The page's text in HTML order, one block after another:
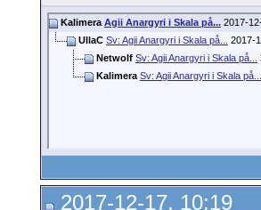
Kalimera Agii Anargyri i Skala på... 2017-
UllaC Sv: Agii Anargyri i Skala på... 2017-
Netwolf Sv: Agii Anargyri i Skala på...
Kalimera Sv: Agii Anargyri i Skala på...
2017-12-17, 10:19